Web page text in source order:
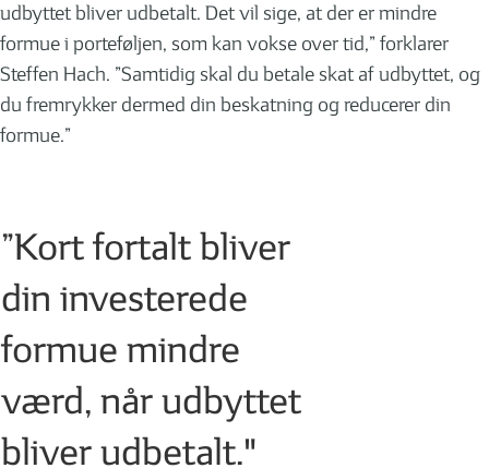
udbyttet bliver udbetalt. Det vil sige, at der er mindre
formue i porteføljen, som kan vokse over tid,” forklarer
Steffen Hach. ”Samtidig skal du betale skat af udbyttet, og
du fremrykker dermed din beskatning og reducerer din
formue.”
”Kort fortalt bliver
din investerede
formue mindre
værd, når udbyttet
bliver udbetalt."